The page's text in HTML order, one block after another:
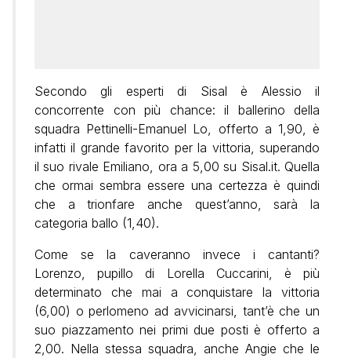
Secondo gli esperti di Sisal è Alessio il
concorrente con più chance: il ballerino della
squadra Pettinelli-Emanuel Lo, offerto a 1,90, è
infatti il grande favorito per la vittoria, superando
il suo rivale Emiliano, ora a 5,00 su Sisal.it. Quella
che ormai sembra essere una certezza è quindi
che a trionfare anche quest’anno, sarà la
categoria ballo (1,40).
Come se la caveranno invece i cantanti?
Lorenzo, pupillo di Lorella Cuccarini, è più
determinato che mai a conquistare la vittoria
(6,00) o perlomeno ad avvicinarsi, tant’è che un
suo piazzamento nei primi due posti è offerto a
2,00. Nella stessa squadra, anche Angie che le